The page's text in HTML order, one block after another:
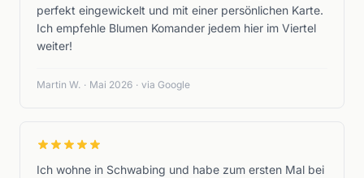
perfekt eingewickelt und mit einer persönlichen Karte.
Ich empfehle Blumen Komander jedem hier im Viertel
weiter!
Martin W. · Mai 2026 · via Google
Ich wohne in Schwabing und habe zum ersten Mal bei